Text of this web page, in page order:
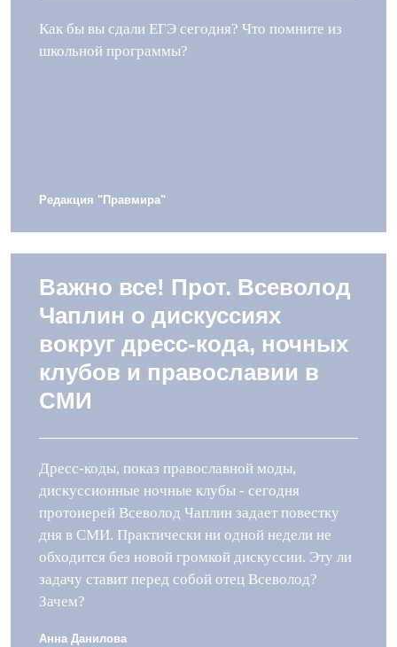
Как бы вы сдали ЕГЭ сегодня? Что помните из
школьной программы?
Редакция "Правмира"
Важно все! Прот. Всеволод
Чаплин о дискуссиях
вокруг дресс-кода, ночных
клубов и православии в
СМИ
Дресс-коды, показ православной моды,
дискуссионные ночные клубы - сегодня
протоиерей Всеволод Чаплин задает повестку
дня в СМИ. Практически ни одной недели не
обходится без новой громкой дискуссии. Эту ли
задачу ставит перед собой отец Всеволод?
Зачем?
Анна Данилова